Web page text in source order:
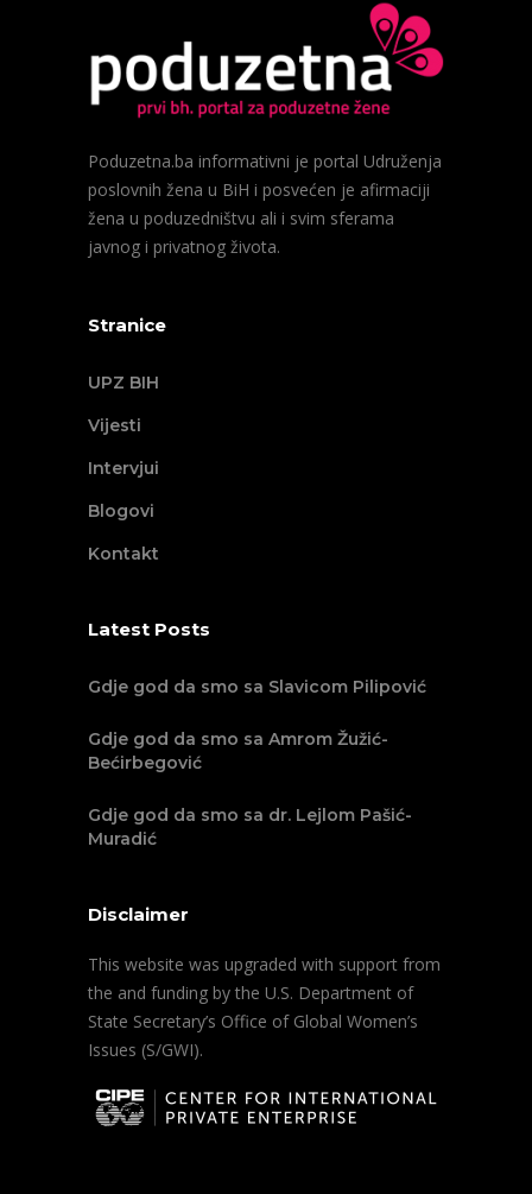
Poduzetna.ba informativni je portal Udruženja
poslovnih žena u BiH i posvećen je afirmaciji
žena u poduzedništvu ali i svim sferama
javnog i privatnog života.
Stranice
UPZ BIH
Vijesti
Intervjui
Blogovi
Kontakt
Latest Posts
Gdje god da smo sa Slavicom Pilipović
Gdje god da smo sa Amrom Žužić-
Bećirbegović
Gdje god da smo sa dr. Lejlom Pašić-
Muradić
Disclaimer
This website was upgraded with support from
the and funding by the U.S. Department of
State Secretary’s Office of Global Women’s
Issues (S/GWI).